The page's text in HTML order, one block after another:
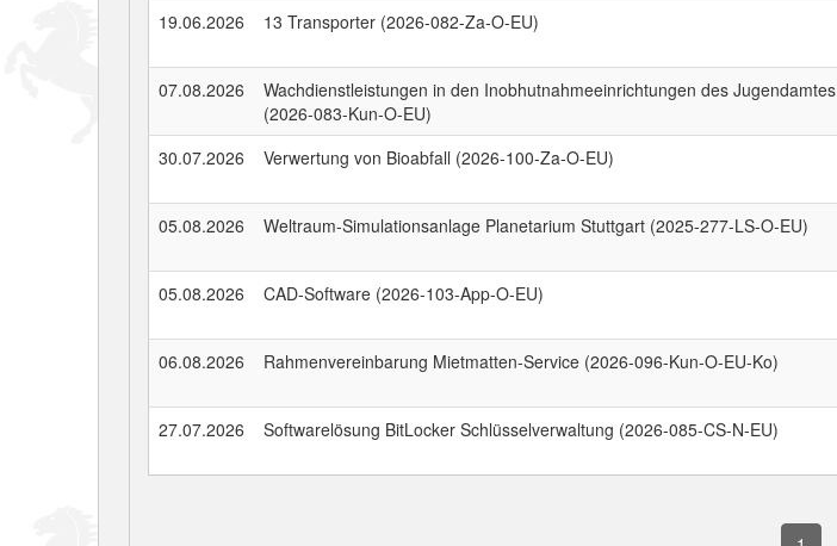
19.06.2026
13 Transporter (2026-082-Za-O-EU)
07.08.2026
Wachdienstleistungen in den Inobhutnahmeeinrichtungen des Jugendamtes
(2026-083-Kun-O-EU)
30.07.2026
Verwertung von Bioabfall (2026-100-Za-O-EU)
05.08.2026
Weltraum-Simulationsanlage Planetarium Stuttgart (2025-277-LS-O-EU)
05.08.2026
CAD-Software (2026-103-App-O-EU)
06.08.2026
Rahmenvereinbarung Mietmatten-Service (2026-096-Kun-O-EU-Ko)
27.07.2026
Softwarelösung BitLocker Schlüsselverwaltung (2026-085-CS-N-EU)